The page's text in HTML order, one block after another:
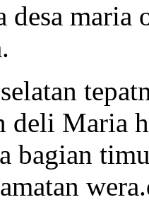
desa
deli Maria
bagian